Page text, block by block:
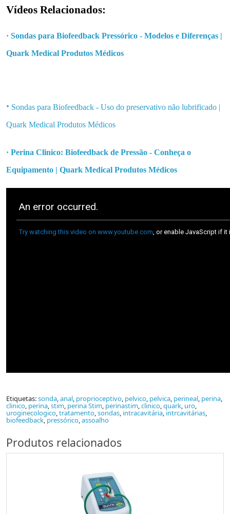
Vídeos Relacionados:
· Sondas para Biofeedback Pressórico - Modelos e Diferenças |
Quark Medical Produtos Médicos
· Sondas para Biofeedback - Uso do preservativo não lubrificado |
Quark Medical Produtos Médicos
· Perina Clinico: Biofeedback de Pressão - Conheça o
Equipamento | Quark Medical Produtos Médicos
Etiquetas:sonda anal proprioceptivo pelvico pelvica perineal perina
clinico perina stim perina Stim perinastim clinico quark uro
uroginecologico tratamento sondas intracavitária intrcavitárias
biofeedback,pressórico assoalho
Produtos relacionados